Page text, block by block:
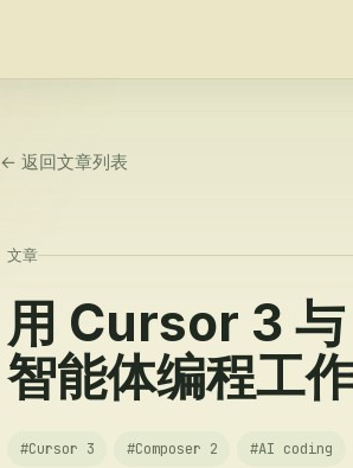
← 返回文章列表
文章
用 Cursor 3
智能体编程工
#Cursor 3 #Composer 2 #AI coding